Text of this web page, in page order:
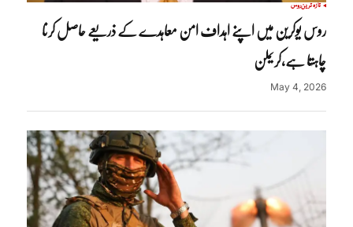
تازہ ترینروس
روس یوکرین میں اپنے اہداف امن معاہدے کے ذریعے حاصل کرنا
چاہتا ہے،کریملن
May 4, 2026